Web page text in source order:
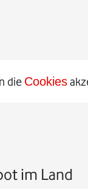
die Cookies
im Land